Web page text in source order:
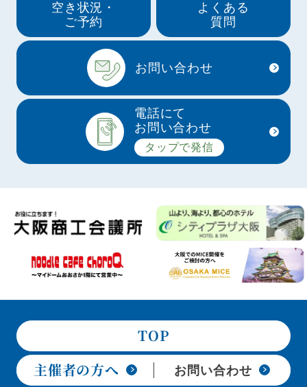
空き状況・
ご予約
お問い合わせ
よくある
質問
電話にて
お問い合わせ
タップで発信
TOP
主催者の方へ
お問い合わせ